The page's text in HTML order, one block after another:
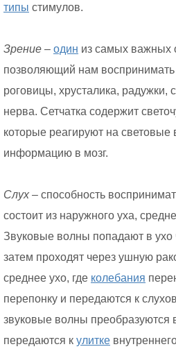
типы стимулов.
Зрение – один из самых важных
позволяющий нам воспринимать
роговицы, хрусталика, радужки,
нерва. Сетчатка содержит
которые реагируют на
информацию в мозг.
Слух – способность
состоит из наружного уха,
Звуковые волны попадают в ухо
затем проходят через ушную
среднее ухо, где колебания
перепонку и передаются к
звуковые волны
передаются к улитке